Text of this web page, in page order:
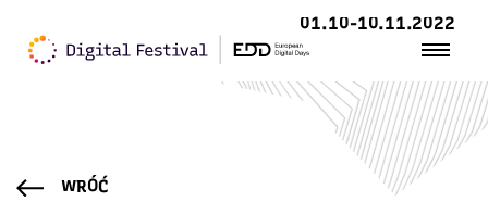
01.10-10.11.2022
WRÓĆ